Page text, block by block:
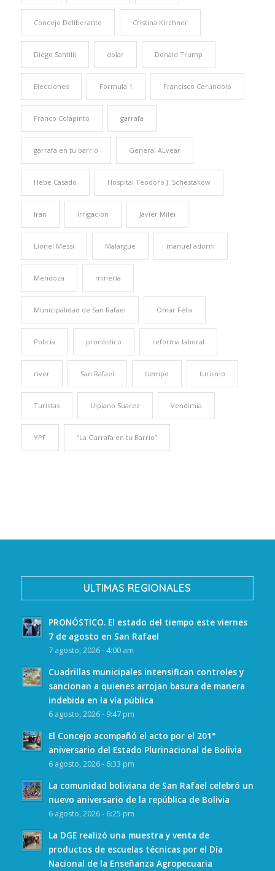
Concejo Deliberante Cristina Kirchner
Diego Santilli dolar Donald Trump
Elecciones Formula 1 Francisco Cerúndolo
Franco Colapinto garrafa
garrafa en tu barrio General ALvear
Hebe Casado Hospital Teodoro J. Schestakow
Iran Irrigación Javier Milei
Lionel Messi Malargüe manuel adorni
Mendoza minería
Municipalidad de San Rafael Omar Félix
Policía pronóstico reforma laboral
river San Rafael tiempo turismo
Turistas Ulpiano Suarez Vendimia
YPF “La Garrafa en tu Barrio”
ULTIMAS REGIONALES
PRONÓSTICO. El estado del tiempo este viernes
7 de agosto en San Rafael
7 agosto, 2026 - 4:00 am
Cuadrillas municipales intensifican controles y
sancionan a quienes arrojan basura de manera
indebida en la vía pública
6 agosto, 2026 - 9:47 pm
El Concejo acompañó el acto por el 201°
aniversario del Estado Plurinacional de Bolivia
6 agosto, 2026 - 6:33 pm
La comunidad boliviana de San Rafael celebró un
nuevo aniversario de la república de Bolivia
6 agosto, 2026 - 6:25 pm
La DGE realizó una muestra y venta de
productos de escuelas técnicas por el Día
Nacional de la Enseñanza Agropecuaria